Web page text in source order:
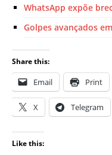
WhatsApp expõe
Golpes avançados
Share this:
Email Print
X Telegram
Like this: